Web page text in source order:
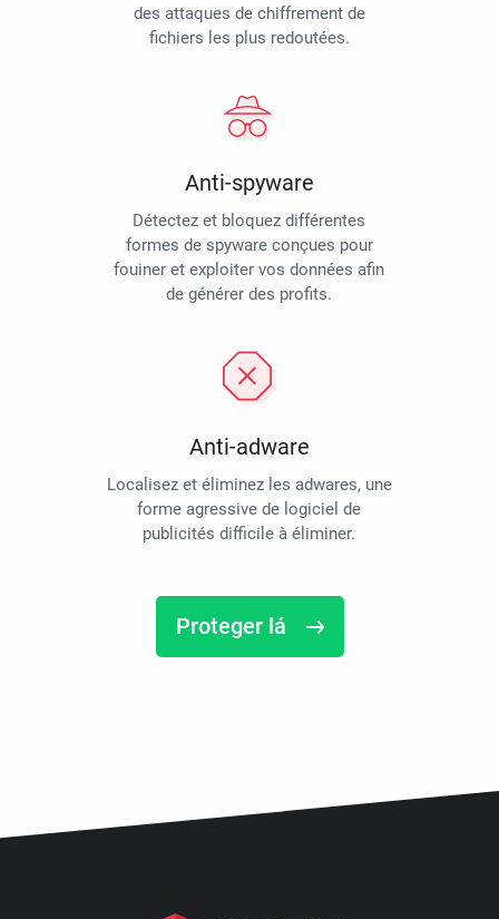
des attaques de chiffrement de
fichiers les plus redoutées.
Anti-spyware
Détectez et bloquez différentes
formes de spyware conçues pour
fouiner et exploiter vos données afin
de générer des profits.
Anti-adware
Localisez et éliminez les adwares, une
forme agressive de logiciel de
publicités difficile à éliminer.
Proteger lá